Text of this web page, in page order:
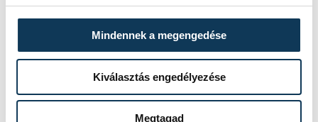
Mindennek a megengedése
Kiválasztás engedélyezése
Megtagad
Események
KORÁBBI ESEMÉNYEK BETÖLTÉSE